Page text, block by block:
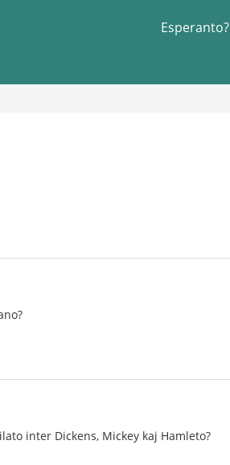
Esperanto?
inter Dickens, Mickey kaj Hamleto?